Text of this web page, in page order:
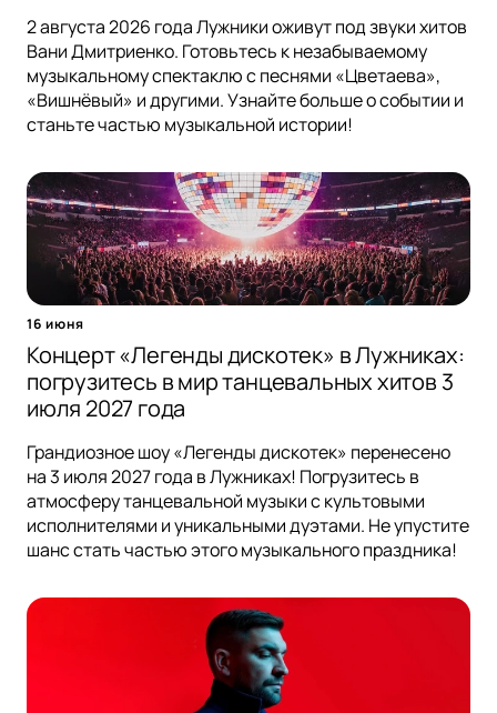
2 августа 2026 года Лужники оживут под звуки хитов
Вани Дмитриенко. Готовьтесь к незабываемому
музыкальному спектаклю с песнями «Цветаева»,
«Вишнёвый» и другими. Узнайте больше о событии и
станьте частью музыкальной истории!
16 июня
Концерт «Легенды дискотек» в Лужниках:
погрузитесь в мир танцевальных хитов 3
июля 2027 года
Грандиозное шоу «Легенды дискотек» перенесено
на 3 июля 2027 года в Лужниках! Погрузитесь в
атмосферу танцевальной музыки с культовыми
исполнителями и уникальными дуэтами. Не упустите
шанс стать частью этого музыкального праздника!